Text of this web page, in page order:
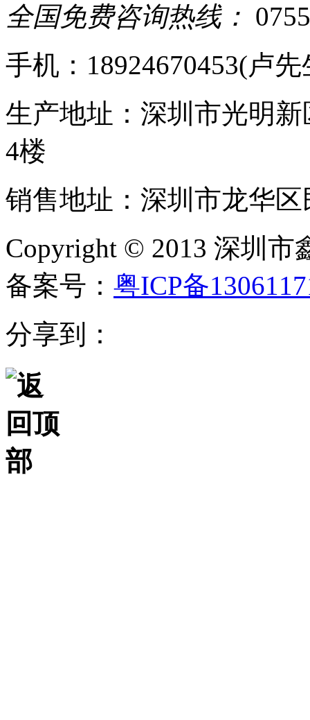
全国免费咨询热线：
手机：18924670453(卢
生产地址：深圳市光明
4楼
销售地址：深圳市龙华
Copyright © 2013 深
备案号： 粤ICP备
分享到：